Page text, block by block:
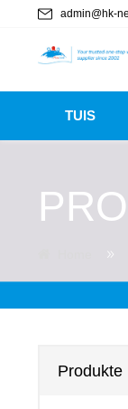
admin@hk-
TUIS
Produkte